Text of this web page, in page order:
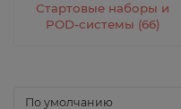
Стартовые наборы и
POD-системы (66)